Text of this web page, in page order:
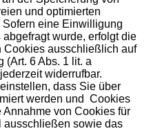
und optimierten
eine Einwilligung
wurde, erfolgt die
Cookies ausschließlich auf
(Art. 6 Abs. 1 lit. a
widerrufbar.
dass Sie über
werden und Cookies
von Cookies für
ausschließen sowie das